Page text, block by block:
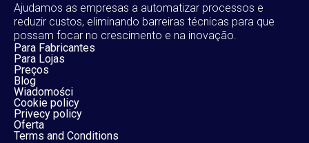
Ajudamos as empresas a automatizar processos e
reduzir custos, eliminando barreiras técnicas para que
possam focar no crescimento e na inovação.
Para Fabricantes
Para Lojas
Preços
Blog
Wiadomości
Cookie policy
Privecy policy
Oferta
Terms and Conditions